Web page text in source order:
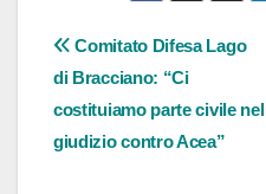
Navigazione
articoli
Comitato Difesa Lago
di Bracciano: “Ci
costituiamo parte civile nel
giudizio contro Acea”